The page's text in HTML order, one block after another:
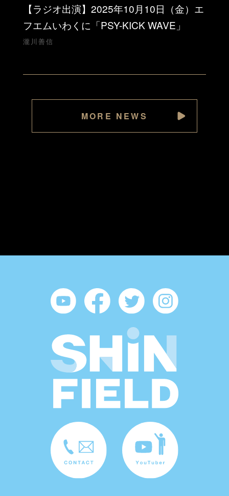
【ラジオ出演】2025年10月10日（金）エ
フエムいわくに「PSY-KICK WAVE」
瀧川善信
MORE NEWS